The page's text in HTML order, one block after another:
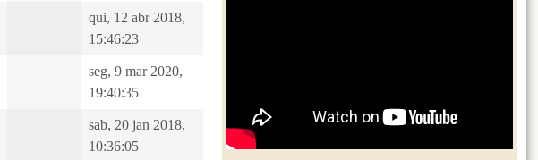
qui, 12 abr 2018,
15:46:23
seg, 9 mar 2020,
19:40:35
sab, 20 jan 2018,
10:36:05